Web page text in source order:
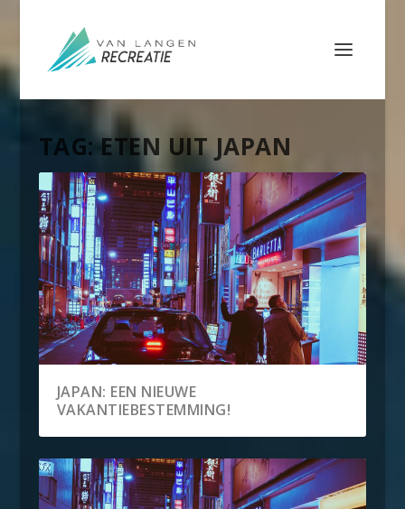
TAG:ETEN UIT JAPAN
JAPAN: EEN NIEUWE
VAKANTIEBESTEMMING!